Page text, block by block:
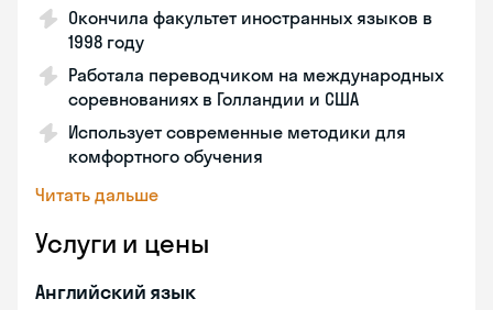
Окончила факультет иностранных языков в
1998 году
Работала переводчиком на международных
соревнованиях в Голландии и США
Использует современные методики для
комфортного обучения
Читать дальше
Услуги и цены
Английский язык